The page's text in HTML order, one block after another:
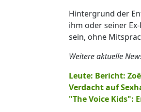
Hintergrund der
ihm oder seiner
sein, ohne
Weitere aktuelle
Leute: Bericht:
Verdacht auf
"The Voice Kids":